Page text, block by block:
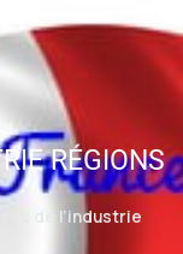
RÉGIONS
de l’industrie